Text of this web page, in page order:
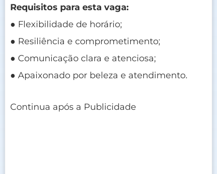
Requisitos para esta vaga:
● Flexibilidade de horário;
● Resiliência e comprometimento;
● Comunicação clara e atenciosa;
● Apaixonado por beleza e atendimento.
Continua após a Publicidade